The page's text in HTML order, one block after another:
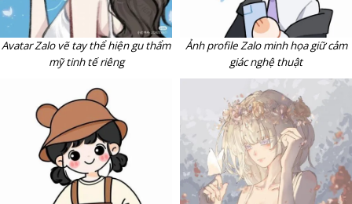
Avatar Zalo vẽ tay thể hiện gu thẩm
mỹ tinh tế riêng
Ảnh profile Zalo minh họa giữ cảm
giác nghệ thuật